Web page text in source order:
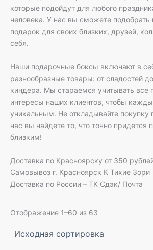
которые подойдут для любого
человека. У нас вы сможете подобрать
подарок для своих близких, друзей,
себя.
Наши подарочные боксы включают в
разнообразные товары: от сладостей
киндера. Мы стараемся учитывать все
интересы наших клиентов, чтобы
уникальным. Не откладывайте покупку
нас вы найдете то, что точно придется
близким!
Доставка по Красноярску от 350
Самовывоз г. Красноярск К Тихие Зори
Доставка по России – ТК Сдэк/ Почта
Отображение 1–60 из 63